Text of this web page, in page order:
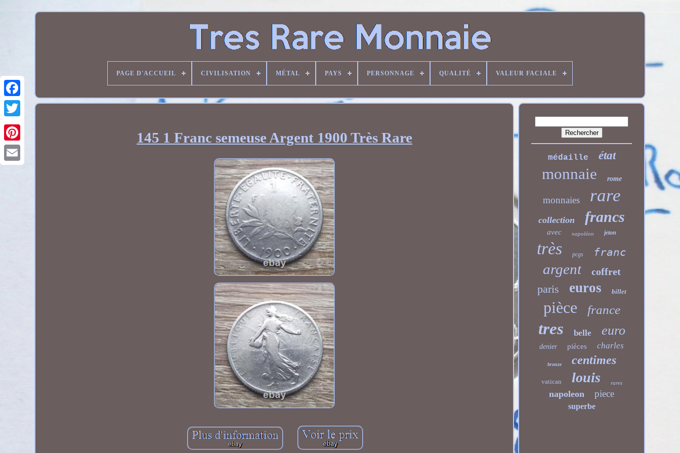
PAGE D'ACCUEIL CIVILISATION MÉTAL PAYS PERSONNAGE QUALITÉ VALEUR FACIALE
145 1 Franc semeuse Argent 1900 Très Rare
médaille état
monnaie rome
monnaies rare
collection francs
avec napoléon jeton
très pcgs franc
argent coffret
paris euros billet
pièce france
tres belle euro
denier pièces charles
bronze centimes
vatican louis rares
napoleon piece
superbe